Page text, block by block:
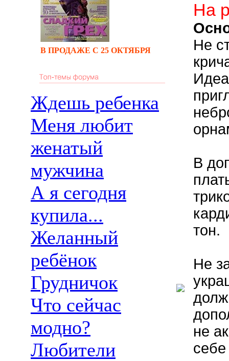
В ПРОДАЖЕ С 25 ОКТЯБРЯ
Ждешь ребенка
Меня любит
женатый
мужчина
А я сегодня
купила...
Желанный
ребёнок
Грудничок
Что сейчас
модно?
Любители
На
Не
В
тон.
Не
не